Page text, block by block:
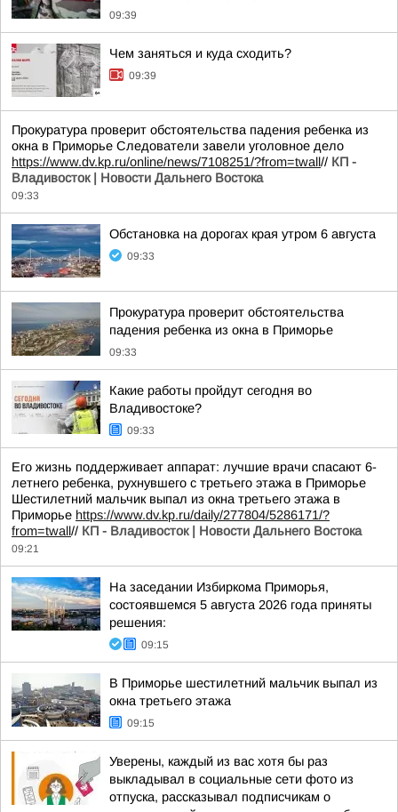
09:39
Чем заняться и куда сходить?
09:39
Прокуратура проверит обстоятельства падения ребенка из
окна в Приморье Следователи завели уголовное дело
https://www.dv.kp.ru/online/news/7108251/?from=twall// КП -
Владивосток | Новости Дальнего Востока
09:33
Обстановка на дорогах края утром 6 августа
09:33
Прокуратура проверит обстоятельства
падения ребенка из окна в Приморье
09:33
Какие работы пройдут сегодня во
Владивостоке?
09:33
Его жизнь поддерживает аппарат: лучшие врачи спасают 6-
летнего ребенка, рухнувшего с третьего этажа в Приморье
Шестилетний мальчик выпал из окна третьего этажа в
Приморье https://www.dv.kp.ru/daily/277804/5286171/?
from=twall// КП - Владивосток | Новости Дальнего Востока
09:21
На заседании Избиркома Приморья,
состоявшемся 5 августа 2026 года приняты
решения:
09:15
В Приморье шестилетний мальчик выпал из
окна третьего этажа
09:15
Уверены, каждый из вас хотя бы раз
выкладывал в социальные сети фото из
отпуска, рассказывал подписчикам о